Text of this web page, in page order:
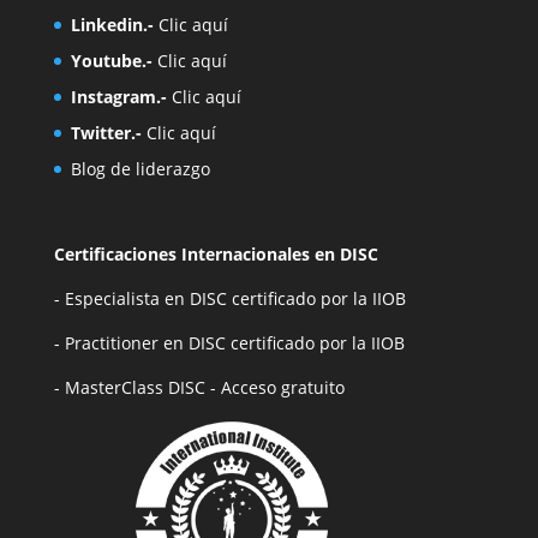
Linkedin.- Clic aquí
Youtube.- Clic aquí
Instagram.- Clic aquí
Twitter.- Clic aquí
Blog de liderazgo
Certificaciones Internacionales en DISC
- Especialista en DISC certificado por la IIOB
- Practitioner en DISC certificado por la IIOB
- MasterClass DISC - Acceso gratuito